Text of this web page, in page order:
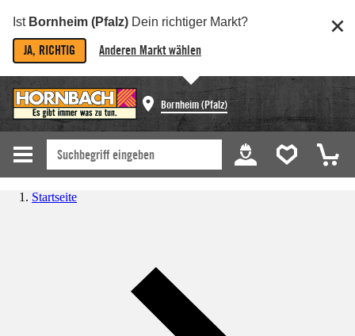
Ist Bornheim (Pfalz) Dein richtiger Markt?
JA, RICHTIG Anderen Markt wählen
Bornheim (Pfalz)
Startseite